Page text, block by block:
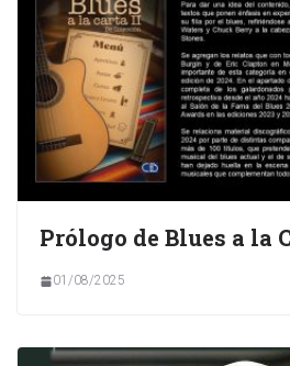
Prólogo de Blues a la
01/08/2025